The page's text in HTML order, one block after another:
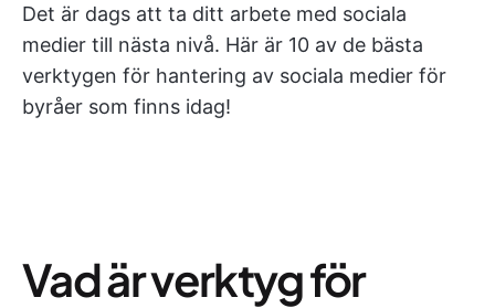
Det är dags att ta ditt arbete med sociala
medier till nästa nivå. Här är 10 av de bästa
verktygen för hantering av sociala medier för
byråer som finns idag!
Vad är verktyg för